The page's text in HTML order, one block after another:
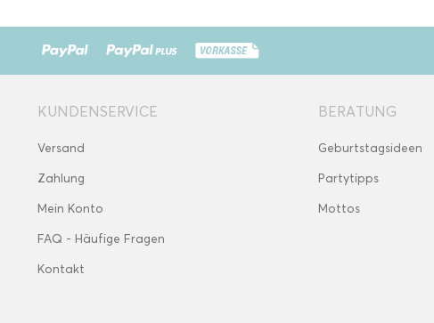
KUNDENSERVICE
Versand
Zahlung
Mein Konto
FAQ - Häufige Fragen
Kontakt
BERATUNG
Geburtstagsideen
Partytipps
Mottos